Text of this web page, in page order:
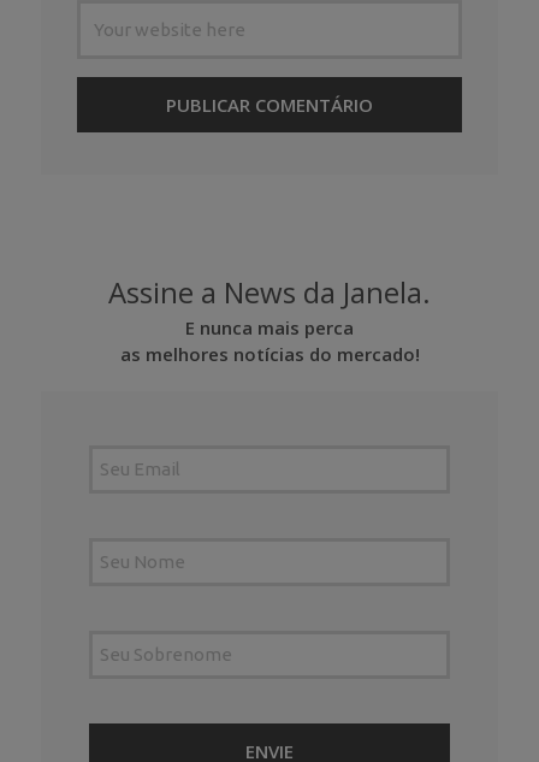
Assine a News da Janela.
E nunca mais perca
as melhores notícias do mercado!